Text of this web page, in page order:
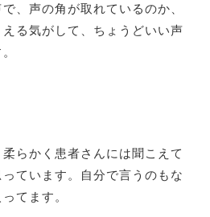
、声の角が取れているのか、
る気がして、ちょうどいい声
らかく患者さんには聞こえて
ています。自分で言うのもな
てます。